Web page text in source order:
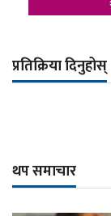
प्रतिक्रिया दिनुहोस्
थप समाचार